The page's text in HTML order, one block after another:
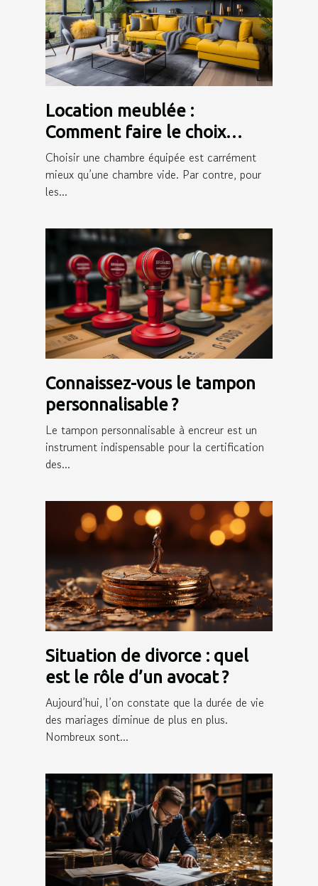
Location meublée :
Comment faire le choix
d’une bonne assurance ?
Choisir une chambre équipée est carrément
mieux qu’une chambre vide. Par contre, pour
les...
Connaissez-vous le tampon
personnalisable ?
Le tampon personnalisable à encreur est un
instrument indispensable pour la certification
des...
Situation de divorce : quel
est le rôle d’un avocat ?
Aujourd’hui, l’on constate que la durée de vie
des mariages diminue de plus en plus.
Nombreux sont...